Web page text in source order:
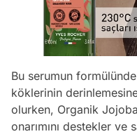
Bu serumun
köklerinin
olurken, Organik
onarımını destekler ve